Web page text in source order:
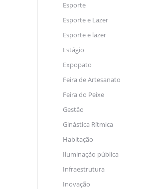
Esporte
Esporte e Lazer
Esporte e lazer
Estágio
Expopato
Feira de Artesanato
Feira do Peixe
Gestão
Ginástica Rítmica
Habitação
Iluminação pública
Infraestrutura
Inovação